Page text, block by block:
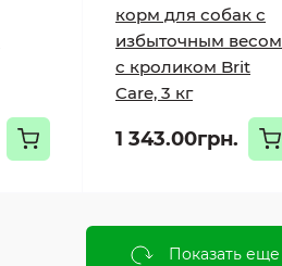
корм для собак с
избыточным весом
с кроликом Brit
Care, 3 кг
1 343.00грн.
Показать еще